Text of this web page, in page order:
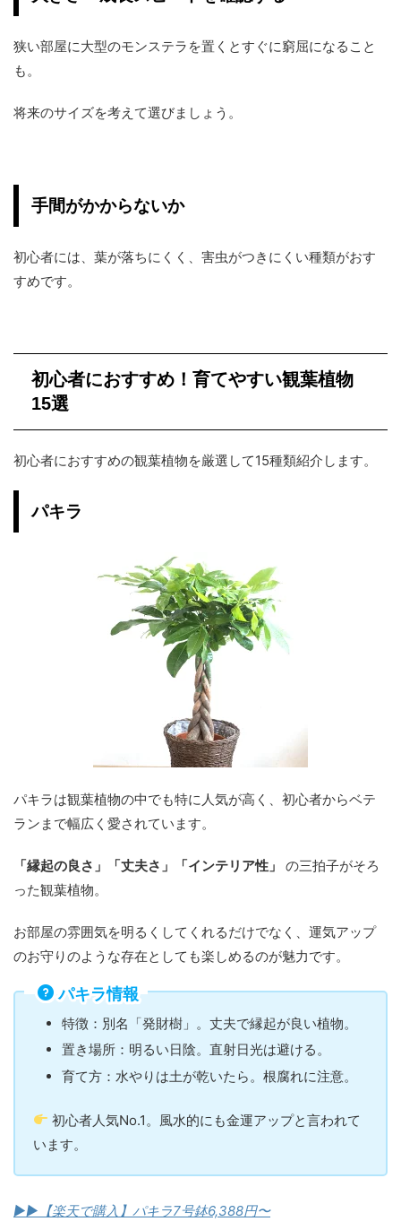
狭い部屋に大型のモンステラを置くとすぐに窮屈になること
も。
将来のサイズを考えて選びましょう。
手間がかからないか
初心者には、葉が落ちにくく、害虫がつきにくい種類がおす
すめです。
初心者におすすめ！育てやすい観葉植物
15選
初心者におすすめの観葉植物を厳選して15種類紹介します。
パキラ
パキラは観葉植物の中でも特に人気が高く、初心者からベテ
ランまで幅広く愛されています。
「縁起の良さ」「丈夫さ」「インテリア性」
の三拍子がそろ
った観葉植物。
お部屋の雰囲気を明るくしてくれるだけでなく、運気アップ
のお守りのような存在としても楽しめるのが魅力です。
パキラ情報
特徴：別名「発財樹」。丈夫で縁起が良い植物。
置き場所：明るい日陰。直射日光は避ける。
育て方：水やりは土が乾いたら。根腐れに注意。
初心者人気No.1。風水的にも金運アップと言われて
います。
▶︎▶︎ 【楽天で購入】パキラ7号鉢6,388円〜